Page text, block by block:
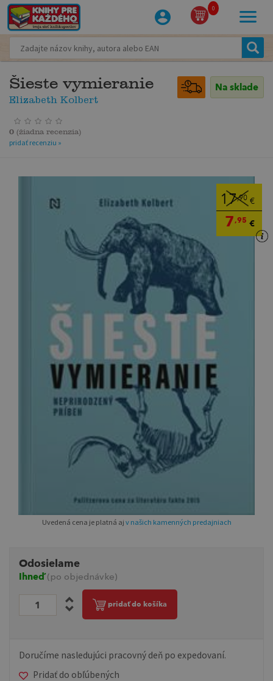
0
Šieste vymieranie
Elizabeth Kolbert
Na sklade
0 (žiadna recenzia)
pridať recenziu »
17,90 €
7,95 €
Uvedená cena je platná aj v našich kamenných predajniach
Odosielame
Ihneď(po objednávke)
pridať do košíka
Doručíme nasledujúci pracovný deň po expedovaní.
Pridať do obľúbených